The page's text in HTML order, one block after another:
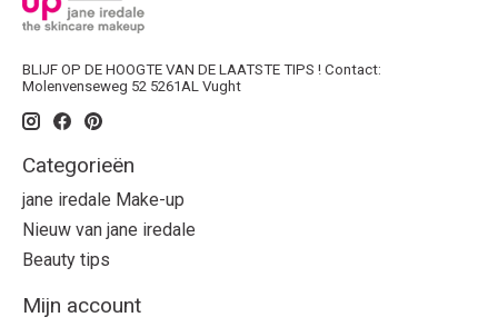
BLIJF OP DE HOOGTE VAN DE LAATSTE TIPS ! Contact:
Molenvenseweg 52 5261AL Vught
Categorieën
jane iredale Make-up
Nieuw van jane iredale
Beauty tips
Mijn account